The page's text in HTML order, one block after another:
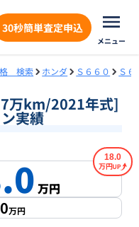
30秒簡単査定申込
メニュー
格 検索 ホンダ Ｓ６６０ Ｓ６
万km/2021年式]
実績
万円
18.0
万円
万円